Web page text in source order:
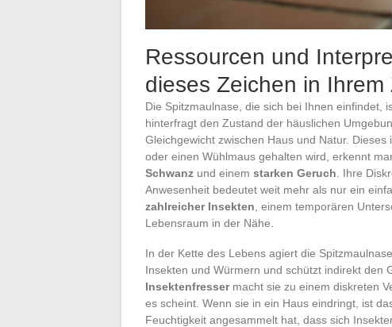
Ressourcen und
dieses Zeichen in
Die Spitzmaulnase, die sich bei Ihnen einfindet,
hinterfragt den Zustand der häuslichen
Gleichgewicht zwischen Haus und Natur.
oder einen Wühlmaus gehalten wird, erkennt
Schwanz und einem starken Geruch . Ihre
Anwesenheit bedeutet weit mehr als nur ein
zahlreicher Insekten , einem temporären
Lebensraum in der Nähe.
In der Kette des Lebens agiert die
Insekten und Würmern und schützt indirekt den
Insektenfressermacht sie zu einem diskreten
es scheint. Wenn sie in ein Haus eindringt, ist
Feuchtigkeit angesammelt hat, dass sich